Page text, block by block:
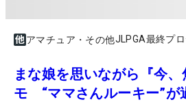
アマチュア・その他JLPGA最終プ
まな娘を思いながら『今
モ “ママさんルーキー”が